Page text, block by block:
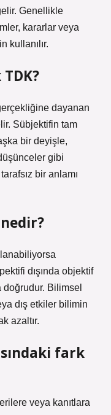
Genellikle
kararlar veya
kullanılır.
dayanan
Sübjektifin tam
bir deyişle,
gibi
bir anlamı
dışında objektif
Bilimsel
dış etkiler bilimin
azaltır.
fark
veya kanıtlara